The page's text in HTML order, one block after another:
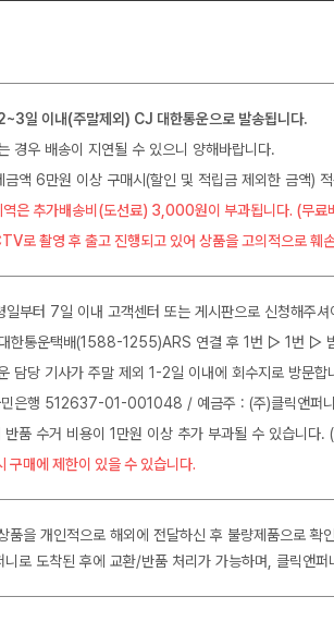
일 이내(주말제외) CJ 대한통운으로 발송됩니다.
경우 배송이 지연될 수 있으니 양해바랍니다.
금액 6만원 이상 구매시(할인 및 적립금 제외한 금액)
역은 추가배송비(도선료) 3,000원이 부과됩니다. (무료
로 촬영 후 출고 진행되고 있어 상품을 고의적으로 훼
일부터 7일 이내 고객센터 또는 게시판으로 신청해주셔
한통운택배(1588-1255)ARS 연결 후 1번 ▷ 1번 ▷
담당 기사가 주말 제외 1-2일 이내에 회수지로 방문합
민은행 512637-01-001048 / 예금주 : (주)클릭앤퍼
반품 수거 비용이 1만원 이상 추가 부과될 수 있습니
구매에 제한이 있을 수 있습니다.
품을 개인적으로 해외에 전달하신 후 불량제품으로 확
니로 도착된 후에 교환/반품 처리가 가능하며, 클릭앤